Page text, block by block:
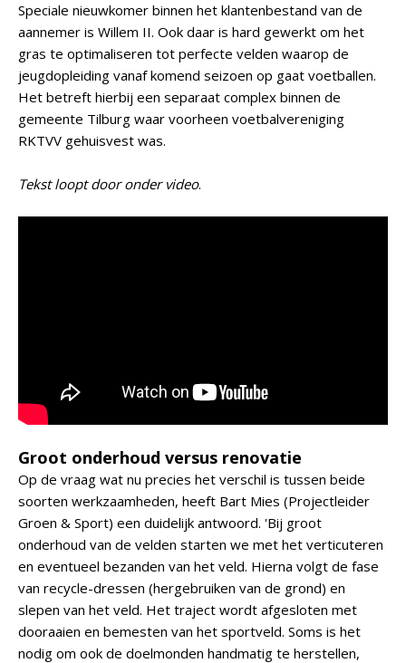
Speciale nieuwkomer binnen het klantenbestand van de
aannemer is Willem II. Ook daar is hard gewerkt om het
gras te optimaliseren tot perfecte velden waarop de
jeugdopleiding vanaf komend seizoen op gaat voetballen.
Het betreft hierbij een separaat complex binnen de
gemeente Tilburg waar voorheen voetbalvereniging
RKTVV gehuisvest was.
Tekst loopt door onder video.
Groot onderhoud versus renovatie
Op de vraag wat nu precies het verschil is tussen beide
soorten werkzaamheden, heeft Bart Mies (Projectleider
Groen & Sport) een duidelijk antwoord. 'Bij groot
onderhoud van de velden starten we met het verticuteren
en eventueel bezanden van het veld. Hierna volgt de fase
van recycle-dressen (hergebruiken van de grond) en
slepen van het veld. Het traject wordt afgesloten met
dooraaien en bemesten van het sportveld. Soms is het
nodig om ook de doelmonden handmatig te herstellen,